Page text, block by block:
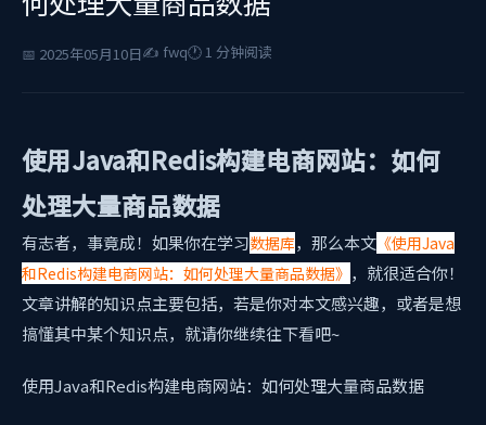
📅 2025年05月10日✍️ fwq🕐 1 分钟阅读
使用Java和Redis构建电商网站：如何
处理大量商品数据
有志者，事竟成！如果你在学习数据库，那么本文 《使用Java
和Redis构建电商网站：如何处理大量商品数据》 ，就很适合你！
文章讲解的知识点主要包括，若是你对本文感兴趣，或者是想
搞懂其中某个知识点，就请你继续往下看吧~
使用Java和Redis构建电商网站：如何处理大量商品数据